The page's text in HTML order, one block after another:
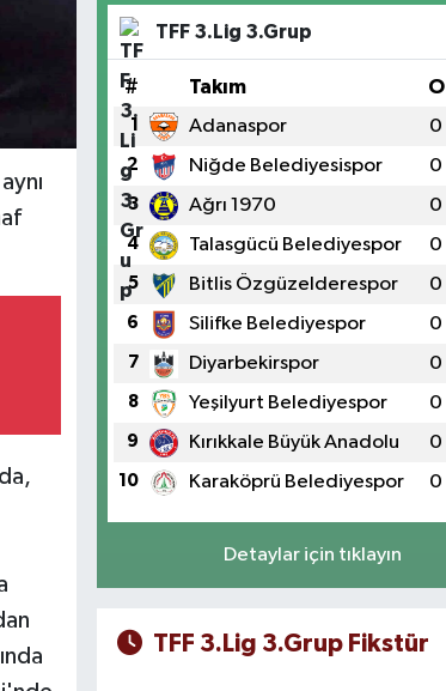
TFF 3.Lig 3.Grup
# Takım O
1 Adanaspor 0
2 Niğde Belediyesispor 0
3 Ağrı 1970 0
4 Talasgücü Belediyespor 0
5 Bitlis Özgüzelderespor 0
6 Silifke Belediyespor 0
7 Diyarbekirspor 0
8 Yeşilyurt Belediyespor 0
9 Kırıkkale Büyük Anadolu 0
10 Karaköprü Belediyespor 0
Detaylar için tıklayın
TFF 3.Lig 3.Grup Fikstür